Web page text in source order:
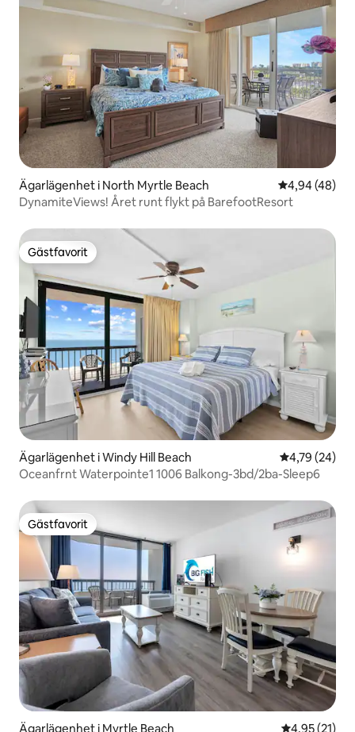
Ägarlägenhet i North Myrtle Beach 4,94 av 5 i
4,94 (48)
DynamiteViews! Året runt flykt på BarefootResort
Gästfavorit
Gästfavorit
Ägarlägenhet i Windy Hill Beach 4,79 av 5 i
4,79 (24)
Oceanfrnt Waterpointe1 1006 Balkong-3bd/2ba-Sleep6
Gästfavorit
Gästfavorit
Ägarlägenhet i Myrtle Beach 4,95 av 5 i
4,95 (21)